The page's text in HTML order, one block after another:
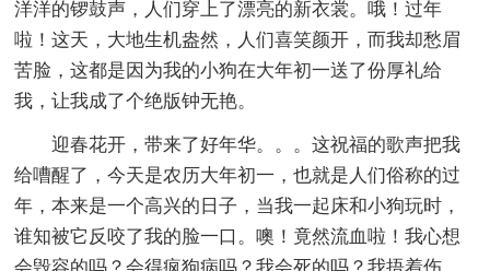
洋洋的锣鼓声，人们穿上了漂亮的新衣裳。哦！过年
啦！这天，大地生机盎然，人们喜笑颜开，而我却愁眉
苦脸，这都是因为我的小狗在大年初一送了份厚礼给
我，让我成了个绝版钟无艳。
迎春花开，带来了好年华。。。这祝福的歌声把我
给嘈醒了，今天是农历大年初一，也就是人们俗称的过
年，本来是一个高兴的日子，当我一起床和小狗玩时，
谁知被它反咬了我的脸一口。噢！竟然流血啦！我心想